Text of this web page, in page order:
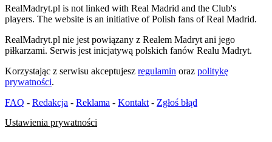
RealMadryt.pl is not linked with Real Madrid and the Club's
players. The website is an initiative of Polish fans of Real Madrid.
RealMadryt.pl nie jest powiązany z Realem Madryt ani jego
piłkarzami. Serwis jest inicjatywą polskich fanów Realu Madryt.
Korzystając z serwisu akceptujesz regulamin oraz politykę
prywatności.
FAQ - Redakcja - Reklama - Kontakt - Zgłoś błąd
Ustawienia prywatności